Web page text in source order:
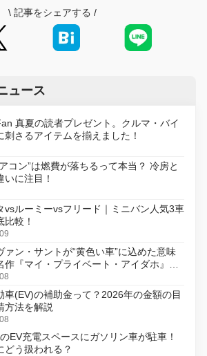
\ 記事をシェアする /
ュース
真夏の読者プレゼント。クルマ・バイ
刺さるアイテムを揃えました！
コン”は燃費が落ちるって本当？ 冷房と
いに注目！
vsルーミーvsフリード｜ミニバン人気3車
比較！
ァン・サントが“黄色い車”に込めた意味
作『マイ・プライベート・アイダホ』が
タルリマスター版で復活
車(EV)の補助金って？2026年の金額の目
方法を解説
EV充電スペースにガソリン車が駐車！
どう扱われる？